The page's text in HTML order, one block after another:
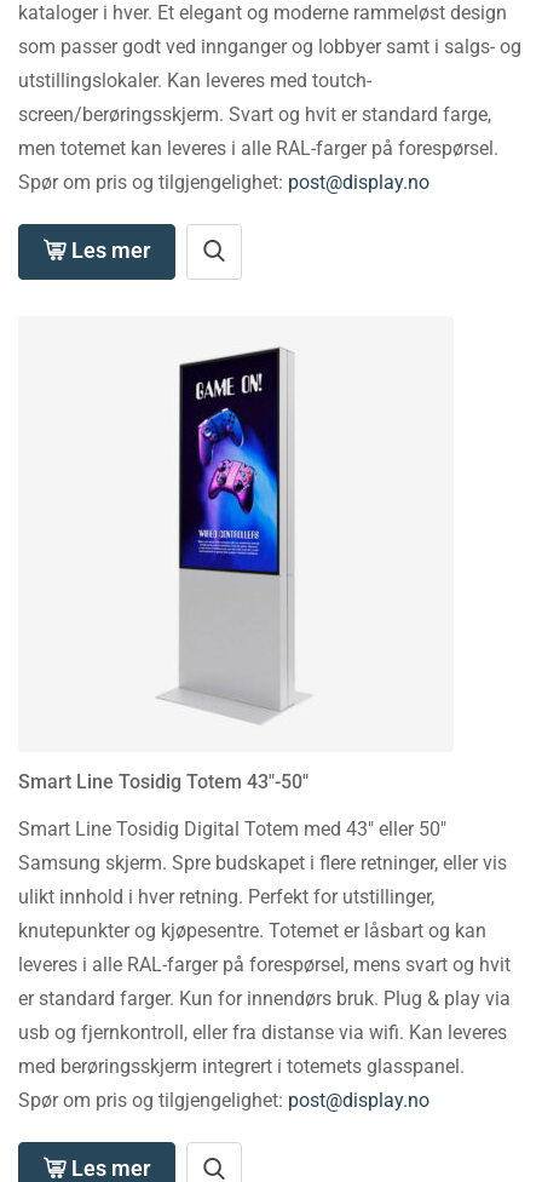
kataloger i hver. Et elegant og moderne rammeløst design
som passer godt ved innganger og lobbyer samt i salgs- og
utstillingslokaler. Kan leveres med toutch-
screen/berøringsskjerm. Svart og hvit er standard farge,
men totemet kan leveres i alle RAL-farger på forespørsel.
Spør om pris og tilgjengelighet: post@display.no
Les mer
Smart Line Tosidig Totem 43″-50″
Smart Line Tosidig Digital Totem med 43″ eller 50″
Samsung skjerm. Spre budskapet i flere retninger, eller vis
ulikt innhold i hver retning. Perfekt for utstillinger,
knutepunkter og kjøpesentre. Totemet er låsbart og kan
leveres i alle RAL-farger på forespørsel, mens svart og hvit
er standard farger. Kun for innendørs bruk. Plug & play via
usb og fjernkontroll, eller fra distanse via wifi. Kan leveres
med berøringsskjerm integrert i totemets glasspanel.
Spør om pris og tilgjengelighet: post@display.no
Les mer